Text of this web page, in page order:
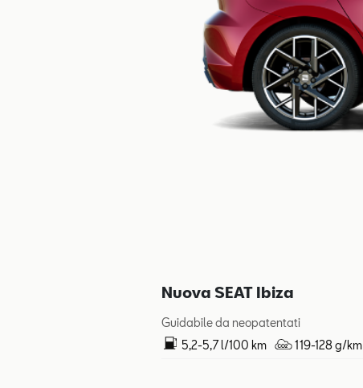
Nuova SEAT Ibiza
Guidabile da neopatentati
5,2-5,7 l/100 km
119-128 g/km